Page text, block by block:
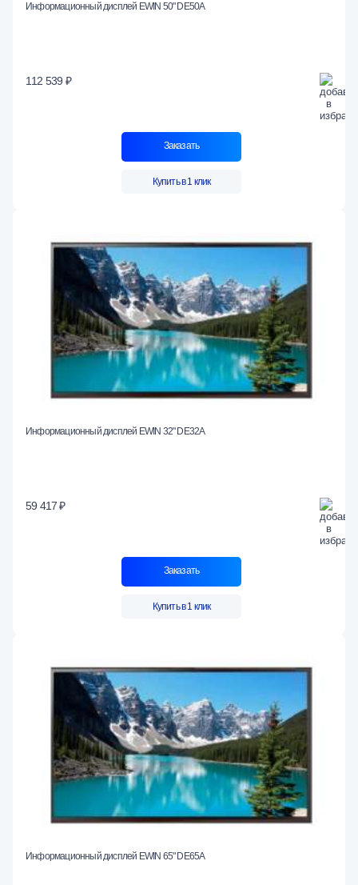
Информационный дисплей EWIN 50" DE50A
112 539 ₽
Заказать
Купить в 1 клик
Информационный дисплей EWIN 32" DE32A
59 417 ₽
Заказать
Купить в 1 клик
Информационный дисплей EWIN 65" DE65A